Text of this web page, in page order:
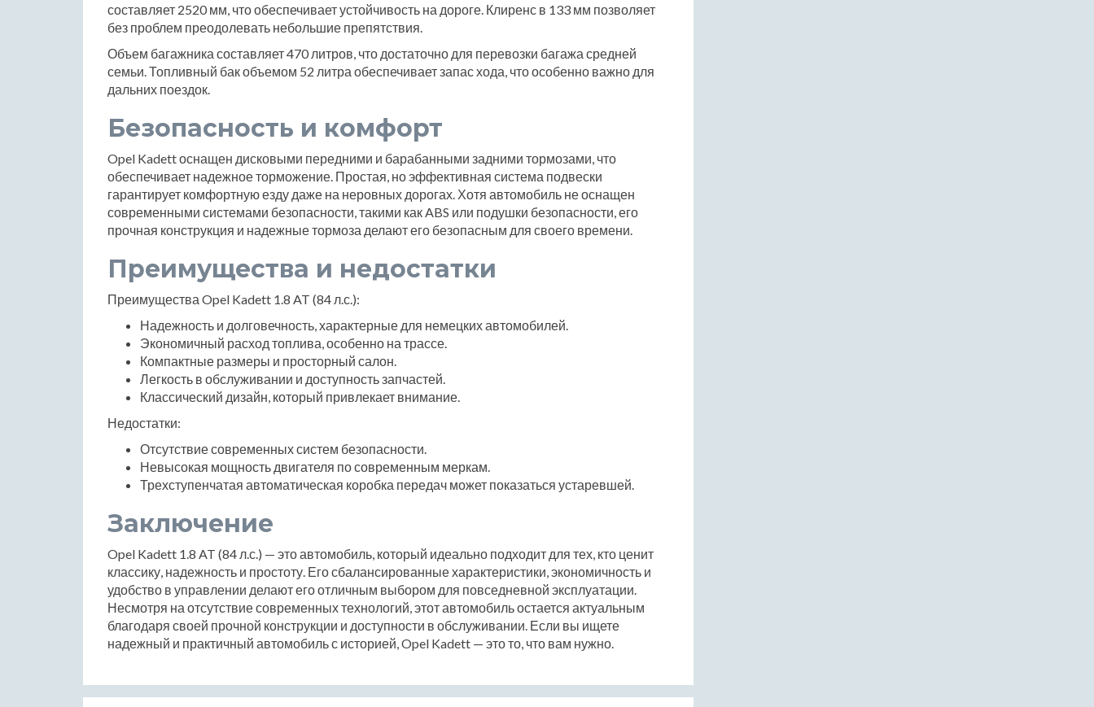
составляет 2520 мм, что обеспечивает устойчивость на дороге. Клиренс в 133 мм позволяет
без проблем преодолевать небольшие препятствия.
Объем багажника составляет 470 литров, что достаточно для перевозки багажа средней
семьи. Топливный бак объемом 52 литра обеспечивает запас хода, что особенно важно для
дальних поездок.
Безопасность и комфорт
Opel Kadett оснащен дисковыми передними и барабанными задними тормозами, что
обеспечивает надежное торможение. Простая, но эффективная система подвески
гарантирует комфортную езду даже на неровных дорогах. Хотя автомобиль не оснащен
современными системами безопасности, такими как ABS или подушки безопасности, его
прочная конструкция и надежные тормоза делают его безопасным для своего времени.
Преимущества и недостатки
Преимущества Opel Kadett 1.8 AT (84 л.с.):
Надежность и долговечность, характерные для немецких автомобилей.
Экономичный расход топлива, особенно на трассе.
Компактные размеры и просторный салон.
Легкость в обслуживании и доступность запчастей.
Классический дизайн, который привлекает внимание.
Недостатки:
Отсутствие современных систем безопасности.
Невысокая мощность двигателя по современным меркам.
Трехступенчатая автоматическая коробка передач может показаться устаревшей.
Заключение
Opel Kadett 1.8 AT (84 л.с.) — это автомобиль, который идеально подходит для тех, кто ценит
классику, надежность и простоту. Его сбалансированные характеристики, экономичность и
удобство в управлении делают его отличным выбором для повседневной эксплуатации.
Несмотря на отсутствие современных технологий, этот автомобиль остается актуальным
благодаря своей прочной конструкции и доступности в обслуживании. Если вы ищете
надежный и практичный автомобиль с историей, Opel Kadett — это то, что вам нужно.